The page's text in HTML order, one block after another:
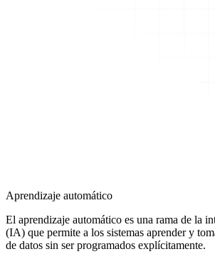
Aprendizaje automático
El aprendizaje automático es una rama de la
(IA) que permite a los sistemas aprender y
de datos sin ser programados explícitamente.